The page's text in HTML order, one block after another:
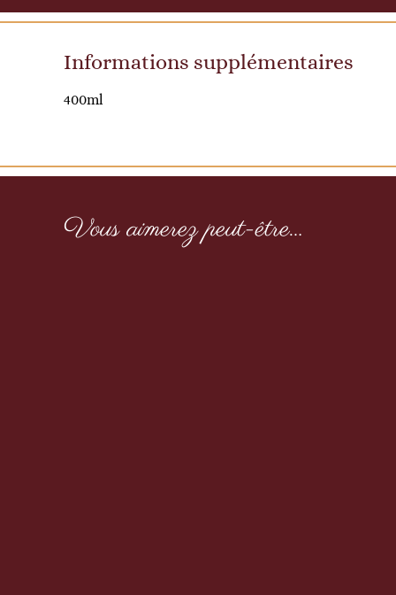
Informations supplémentaires
400ml
Vous aimerez peut-être…